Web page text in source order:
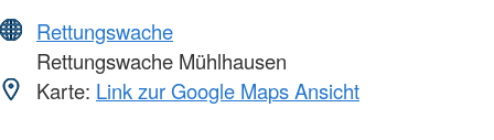
Rettungswache
Rettungswache Mühlhausen
Karte: Link zur Google Maps Ansicht